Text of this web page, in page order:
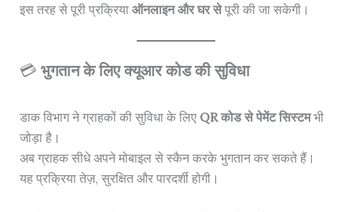
इस तरह से पूरी प्रक्रिया ऑनलाइन और घर सेपूरी की जा सकेगी।
💳 भुगतान के लिए क्यूआर कोड की सुविधा
डाक विभाग ने ग्राहकों की सुविधा के लिए QR कोड से पेमेंट सिस्टमभी
जोड़ा है।
अब ग्राहक सीधे अपने मोबाइल से स्कैन करके भुगतान कर सकते हैं।
यह प्रक्रिया तेज़, सुरक्षित और पारदर्शी होगी।